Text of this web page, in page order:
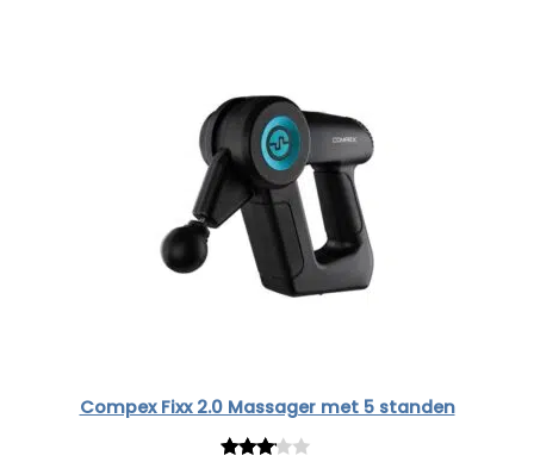
rating
Compex Fixx 2.0 Massager met 5 standen